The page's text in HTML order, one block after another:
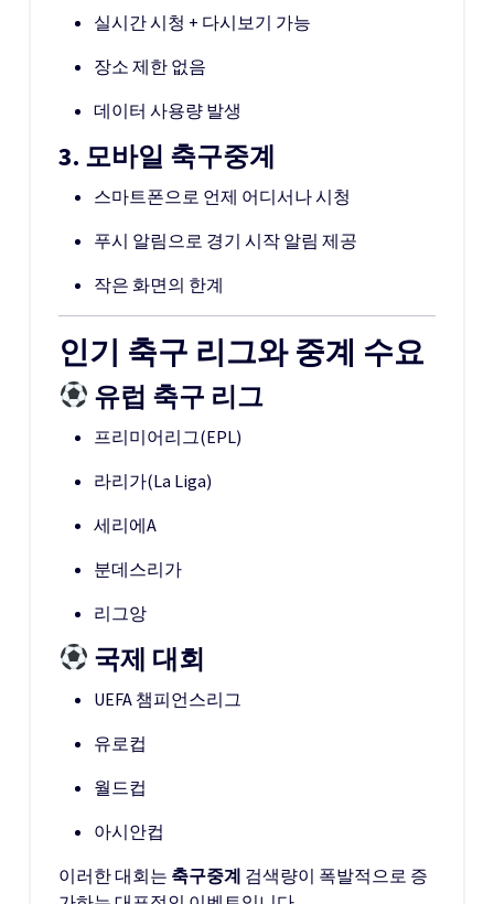
실시간 시청 + 다시보기 가능
장소 제한 없음
데이터 사용량 발생
3. 모바일 축구중계
스마트폰으로 언제 어디서나 시청
푸시 알림으로 경기 시작 알림 제공
작은 화면의 한계
인기 축구 리그와 중계 수요
유럽 축구 리그
프리미어리그(EPL)
라리가(La Liga)
세리에A
분데스리가
리그앙
국제 대회
UEFA 챔피언스리그
유로컵
월드컵
아시안컵
이러한 대회는 축구중계 검색량이 폭발적으로 증